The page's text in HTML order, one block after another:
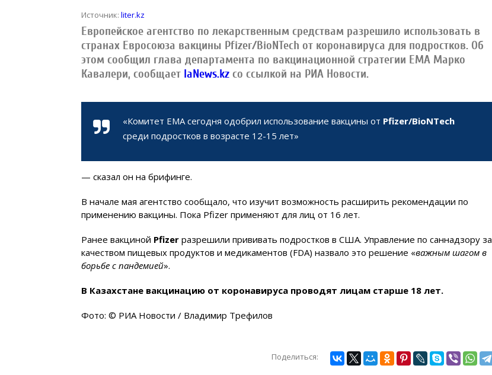
Источник: liter.kz
Европейское агентство по лекарственным средствам разрешило использовать в
странах Евросоюза вакцины Pfizer/BioNTech от коронавируса для подростков. Об
этом сообщил глава департамента по вакцинационной стратегии ЕМА Марко
Кавалери, сообщает IaNews.kz со ссылкой на РИА Новости.
«Комитет ЕМА сегодня одобрил использование вакцины от Pfizer/BioNTech
среди подростков в возрасте 12-15 лет»
— сказал он на брифинге.
В начале мая агентство сообщало, что изучит возможность расширить рекомендации по
применению вакцины. Пока Pfizer применяют для лиц от 16 лет.
Ранее вакциной Pfizer разрешили прививать подростков в США. Управление по саннадзору за
качеством пищевых продуктов и медикаментов (FDA) назвало это решение «важным шагом в
борьбе с пандемией».
В Казахстане вакцинацию от коронавируса проводят лицам старше 18 лет.
Фото: © РИА Новости / Владимир Трефилов
Поделиться: